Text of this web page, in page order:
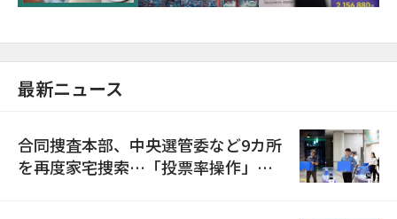
最新ニュース
合同捜査本部、中央選管委など9カ所
を再度家宅捜索…「投票率操作」の